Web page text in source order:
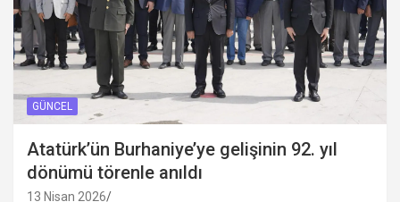
GÜNCEL
Atatürk’ün Burhaniye’ye gelişinin 92. yıl
dönümü törenle anıldı
13 Nisan 2026